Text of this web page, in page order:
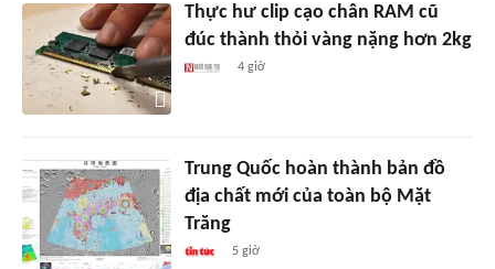
Thực hư clip cạo chân RAM cũ
đúc thành thỏi vàng nặng hơn 2kg
4 giờ
Trung Quốc hoàn thành bản đồ
địa chất mới của toàn bộ Mặt
Trăng
5 giờ